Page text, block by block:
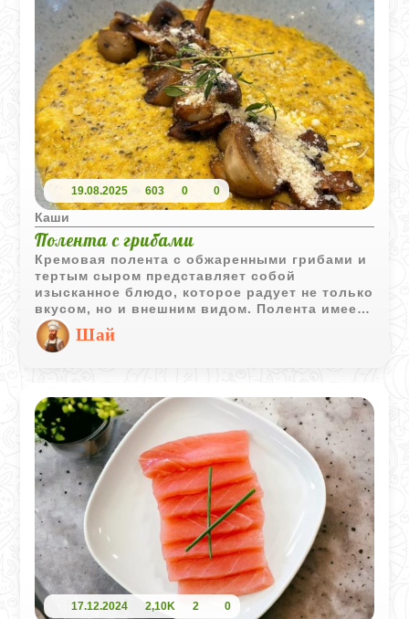
нечто ресторанного уровня, не проводя при
этом полдня у плиты.
19.08.2025 603 0 0
Каши
Полента с грибами
Кремовая полента с обжаренными грибами и
тертым сыром представляет собой
изысканное блюдо, которое радует не только
вкусом, но и внешним видом. Полента имеет
насыщенный желтый цвет, грибы
подрумянены до золотого оттенка и
изящную линию. Веточка свежего тимьяна
блюду свежий зеленый акцент и завершая
его гармоничный вид.
Шай
17.12.2024 2,10K 2 0